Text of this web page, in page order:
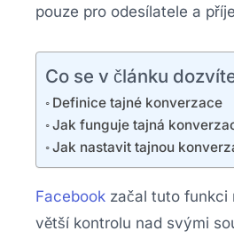
pouze pro odesílatele a
Co se v článku
Definice tajné konverzace
Jak funguje tajná
Jak nastavit tajnou
Facebook začal tuto funkci
větší kontrolu nad svými